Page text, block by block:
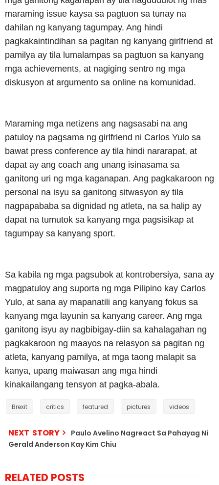
maraming issue kaysa sa pagtuon sa tunay na
dahilan ng kanyang tagumpay. Ang hindi
pagkakaintindihan sa pagitan ng kanyang girlfriend at
pamilya ay tila lumalampas sa pagtuon sa kanyang
mga achievements, at nagiging sentro ng mga
diskusyon at argumento sa online na komunidad.
Maraming mga netizens ang nagsasabi na ang
patuloy na pagsama ng girlfriend ni Carlos Yulo sa
bawat press conference ay tila hindi nararapat, at
dapat ay ang coach ang unang isinasama sa
ganitong uri ng mga kaganapan. Ang pagkakaroon ng
personal na isyu sa ganitong sitwasyon ay tila
nagpapababa sa dignidad ng atleta, na sa halip ay
dapat na tumutok sa kanyang mga pagsisikap at
tagumpay sa kanyang sport.
Sa kabila ng mga pagsubok at kontrobersiya, sana ay
magpatuloy ang suporta ng mga Pilipino kay Carlos
Yulo, at sana ay mapanatili ang kanyang fokus sa
kanyang mga layunin sa kanyang career. Ang mga
ganitong isyu ay nagbibigay-diin sa kahalagahan ng
pagkakaroon ng maayos na relasyon sa pagitan ng
atleta, kanyang pamilya, at mga taong malapit sa
kanya, upang maiwasan ang mga hindi
kinakailangang tensyon at pagka-abala.
Brexit critics featured pictures videos
NEXT STORY
Paulo Avelino Nagreact Sa Pahayag Ni
Gerald Anderson Kay Kim Chiu
RELATED POSTS